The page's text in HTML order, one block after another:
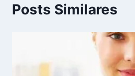
Posts Similares